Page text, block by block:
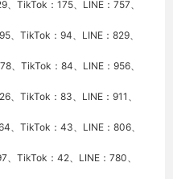
TikTok：175、LINE：757、
、TikTok：94、LINE：829、
、TikTok：84、LINE：956、
TikTok：83、LINE：911、
、TikTok：43、LINE：806、
TikTok：42、LINE：780、